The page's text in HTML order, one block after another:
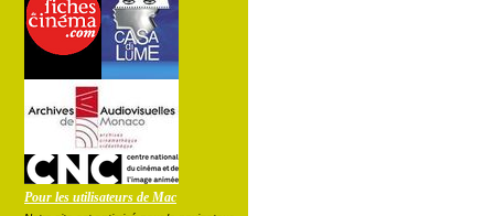
Pour les utilisateurs de Mac